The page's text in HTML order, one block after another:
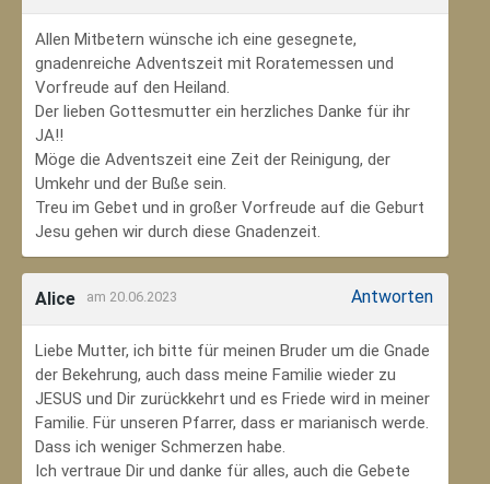
Allen Mitbetern wünsche ich eine gesegnete,
gnadenreiche Adventszeit mit Roratemessen und
Vorfreude auf den Heiland.
Der lieben Gottesmutter ein herzliches Danke für ihr
JA!!
Möge die Adventszeit eine Zeit der Reinigung, der
Umkehr und der Buße sein.
Treu im Gebet und in großer Vorfreude auf die Geburt
Jesu gehen wir durch diese Gnadenzeit.
Alice am 20.06.2023 Antworten
Liebe Mutter, ich bitte für meinen Bruder um die Gnade
der Bekehrung, auch dass meine Familie wieder zu
JESUS und Dir zurückkehrt und es Friede wird in meiner
Familie. Für unseren Pfarrer, dass er marianisch werde.
Dass ich weniger Schmerzen habe.
Ich vertraue Dir und danke für alles, auch die Gebete